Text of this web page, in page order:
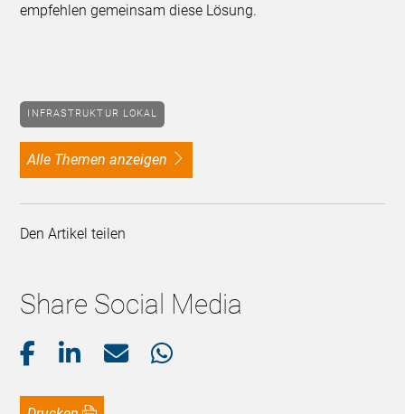
empfehlen gemeinsam diese Lösung.
INFRASTRUKTUR LOKAL
alle Themen anzeigen
Den Artikel teilen
Share Social Media